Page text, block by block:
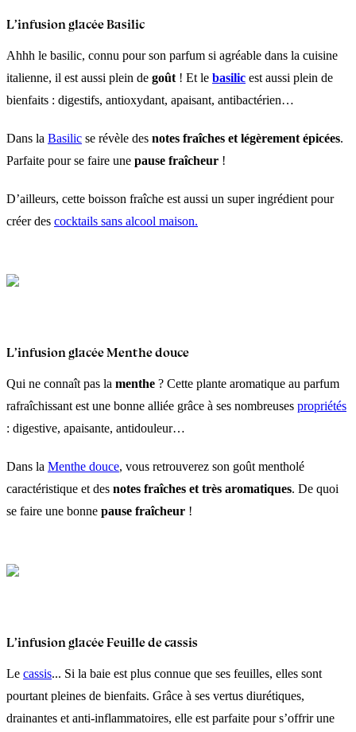
L’infusion glacée Basilic
Ahhh le basilic, connu pour son parfum si agréable dans la cuisine
italienne, il est aussi plein de goût ! Et le basilic est aussi plein de
bienfaits : digestifs, antioxydant, apaisant, antibactérien…
Dans la Basilic se révèle des notes fraîches et légèrement épicées.
Parfaite pour se faire une pause fraîcheur !
D’ailleurs, cette boisson fraîche est aussi un super ingrédient pour
créer des cocktails sans alcool maison.
L’infusion glacée Menthe douce
Qui ne connaît pas la menthe ? Cette plante aromatique au parfum
rafraîchissant est une bonne alliée grâce à ses nombreuses propriétés
: digestive, apaisante, antidouleur…
Dans la Menthe douce, vous retrouverez son goût mentholé
caractéristique et des notes fraîches et très aromatiques. De quoi
se faire une bonne pause fraîcheur !
L’infusion glacée Feuille de cassis
Le cassis... Si la baie est plus connue que ses feuilles, elles sont
pourtant pleines de bienfaits. Grâce à ses vertus diurétiques,
drainantes et anti-inflammatoires, elle est parfaite pour s’offrir une